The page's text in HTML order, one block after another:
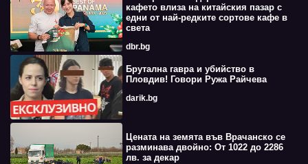
кафето влиза на китайския пазар с
едни от най-редките сортове кафе в
света
dbr.bg
Брутална гавра и убийство в
Пловдив! Говори Ружа Райчева
darik.bg
Цената на земята във Врачанско се
разминава двойно: От 1022 до 2286
лв. за декар